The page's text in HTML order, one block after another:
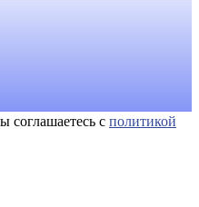
соглашаетесь с политикой